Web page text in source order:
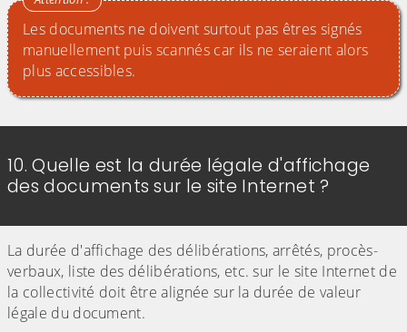
Les documents ne doivent surtout pas êtres signés
manuellement puis scannés car ils ne seraient alors
plus accessibles.
10. Quelle est la durée légale d'affichage
des documents sur le site Internet ?
La durée d'affichage des délibérations, arrêtés, procès-
verbaux, liste des délibérations, etc. sur le site Internet de
la collectivité doit être alignée sur la durée de valeur
légale du document.